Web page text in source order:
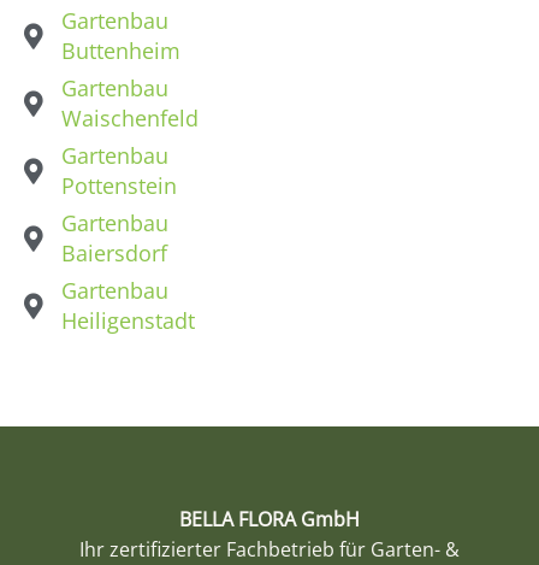
Gartenbau
Buttenheim
Gartenbau
Waischenfeld
Gartenbau
Pottenstein
Gartenbau
Baiersdorf
Gartenbau
Heiligenstadt
BELLA FLORA GmbH
Ihr zertifizierter Fachbetrieb für Garten- &